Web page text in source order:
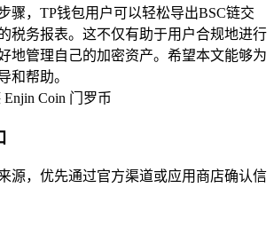
骤，TP钱包用户可以轻松导出BSC链交
税务报表。这不仅有助于用户合规地进行
地管理自己的加密资产。希望本文能够为
和帮助。
Enjin Coin 门罗币
源，优先通过官方渠道或应用商店确认信